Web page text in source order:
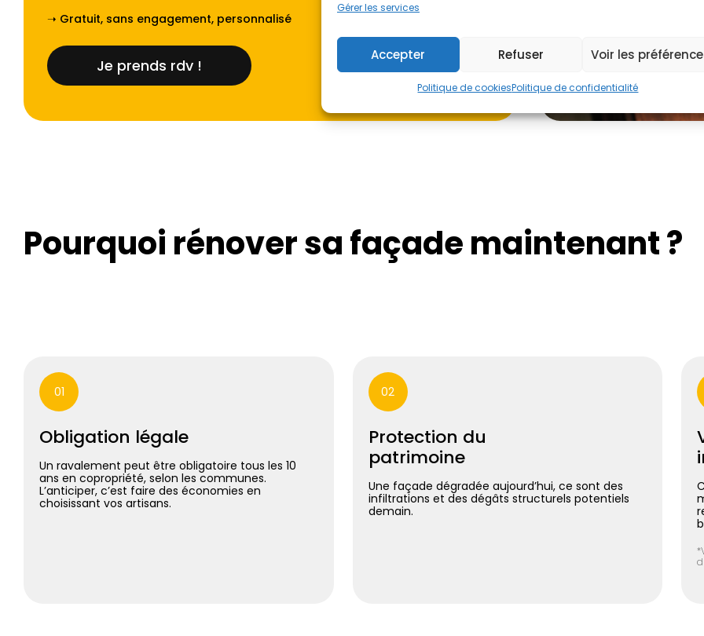
Gérer les services
Accepter Refuser Voir les
Politique de cookiesPolitique de confidentialité
➝ Gratuit, sans engagement, personnalisé
Je prends rdv !
Pourquoi rénover sa façade maintenant ?
01
Obligation légale
Un ravalement peut être obligatoire tous les 10
ans en copropriété, selon les communes.
L’anticiper, c’est faire des économies en
choisissant vos artisans.
02
Protection du
patrimoine
Une façade dégradée aujourd’hui, ce sont des
infiltrations et des dégâts structurels potentiels
demain.